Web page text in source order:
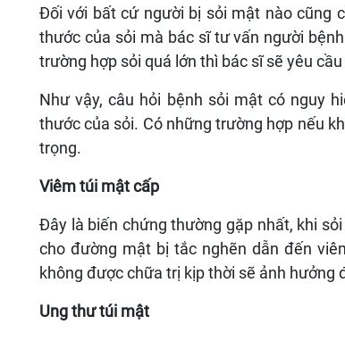
Đối với bất cứ người bị sỏi mật nào cũng
thước của sỏi mà bác sĩ tư vấn người
trường hợp sỏi quá lớn thì bác sĩ sẽ yêu
Như vậy, câu hỏi bệnh sỏi mật có nguy
thước của sỏi. Có những trường hợp nếu
trọng.
Viêm túi mật cấp
Đây là biến chứng thường gặp nhất, khi
cho đường mật bị tắc nghẽn dẫn đến
không được chữa trị kịp thời sẽ ảnh hưởng
Ung thư túi mật